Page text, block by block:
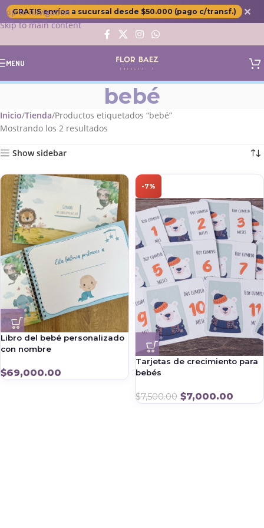
Skip to navigation
Skip to main content
GRATIS envíos a sucursal desde $50.000 (pago c/transf.) ✕
MENU
bebé
Inicio Tienda Productos etiquetados “bebé”
Mostrando los 2 resultados
Show sidebar
Libro del bebé personalizado
con nombre
$69,000.00
-7%
Tarjetas de crecimiento para
bebés
$7,500.00 $7,000.00